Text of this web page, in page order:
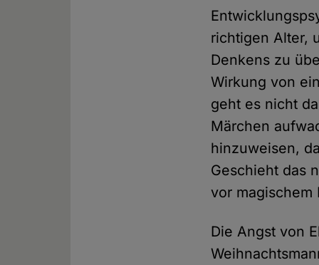
richtigen Alter,
Denkens zu
Wirkung von
geht es nicht
Märchen
hinzuweisen,
Geschieht das
vor magischem
Die Angst von